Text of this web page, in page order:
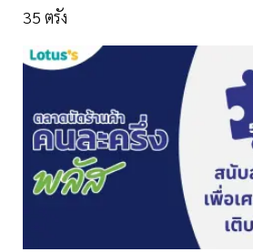
35 ตรัง